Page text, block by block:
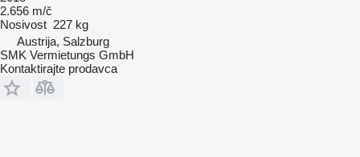
2.656 m/č
Nosivost 227 kg
Austrija, Salzburg
SMK Vermietungs GmbH
Kontaktirajte prodavca